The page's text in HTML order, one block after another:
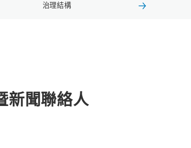
治理結構
新聞聯絡人